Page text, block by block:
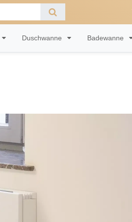
Duschwanne Badewanne